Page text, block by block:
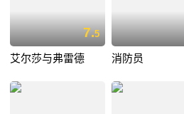
7.5
艾尔莎与弗雷德 消防员